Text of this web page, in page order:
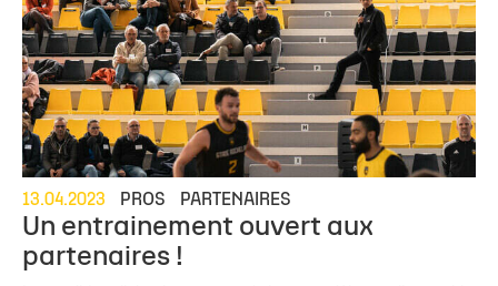
13.04.2023 PROS PARTENAIRES
Un entrainement ouvert aux
partenaires !